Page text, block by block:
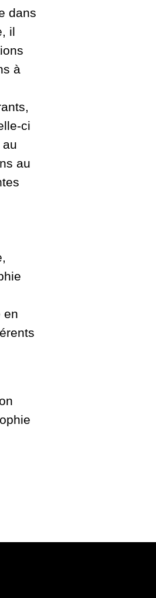
dans
il
à
ci
au
en